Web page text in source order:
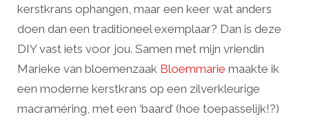
kerstkrans ophangen, maar een keer wat anders
doen dan een traditioneel exemplaar? Dan is deze
DIY vast iets voor jou. Samen met mijn vriendin
Marieke van bloemenzaak Bloemmarie maakte ik
een moderne kerstkrans op een zilverkleurige
macraméring, met een ‘baard’ (hoe toepasselijk!?)